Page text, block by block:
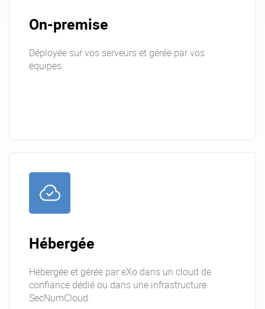
On-premise
Déployée sur vos serveurs et gérée par vos
équipes.
Hébergée
Hébergée et gérée par eXo dans un cloud de
confiance dédié ou dans une infrastructure
SecNumCloud.